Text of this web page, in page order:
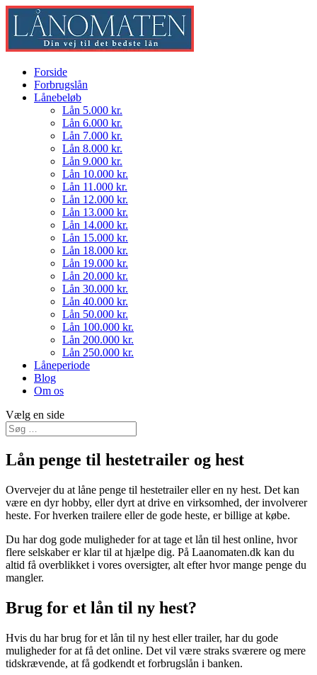
Forside
Forbrugslån
Lånebeløb
Lån 5.000 kr.
Lån 6.000 kr.
Lån 7.000 kr.
Lån 8.000 kr.
Lån 9.000 kr.
Lån 10.000 kr.
Lån 11.000 kr.
Lån 12.000 kr.
Lån 13.000 kr.
Lån 14.000 kr.
Lån 15.000 kr.
Lån 18.000 kr.
Lån 19.000 kr.
Lån 20.000 kr.
Lån 30.000 kr.
Lån 40.000 kr.
Lån 50.000 kr.
Lån 100.000 kr.
Lån 200.000 kr.
Lån 250.000 kr.
Låneperiode
Blog
Om os
Vælg en side
Lån penge til hestetrailer og hest
Overvejer du at låne penge til hestetrailer eller en ny hest. Det kan
være en dyr hobby, eller dyrt at drive en virksomhed, der involverer
heste. For hverken trailere eller de gode heste, er billige at købe.
Du har dog gode muligheder for at tage et lån til hest online, hvor
flere selskaber er klar til at hjælpe dig. På Laanomaten.dk kan du
altid få overblikket i vores oversigter, alt efter hvor mange penge du
mangler.
Brug for et lån til ny hest?
Hvis du har brug for et lån til ny hest eller trailer, har du gode
muligheder for at få det online. Det vil være straks sværere og mere
tidskrævende, at få godkendt et forbrugslån i banken.